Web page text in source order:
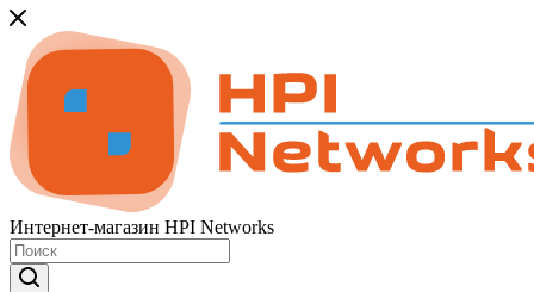
Интернет-магазин HPI Networks